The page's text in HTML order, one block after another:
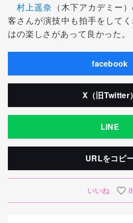
村上遥奈 （木下アカデミー
客さんが演技中も拍手をして
はの楽しさがあって良かった。
facebook
X（旧Twitter）
LINE
URLをコピ
いいね 0